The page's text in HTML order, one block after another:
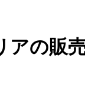
の販